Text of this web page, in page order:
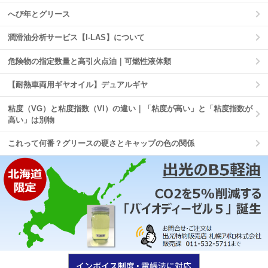
へび年とグリース
潤滑油分析サービス【I-LAS】について
危険物の指定数量と高引火点油｜可燃性液体類
【耐熱車両用ギヤオイル】デュアルギヤ
粘度（VG）と粘度指数（VI）の違い｜「粘度が高い」と「粘度指数が
高い」は別物
これって何番？グリースの硬さとキャップの色の関係